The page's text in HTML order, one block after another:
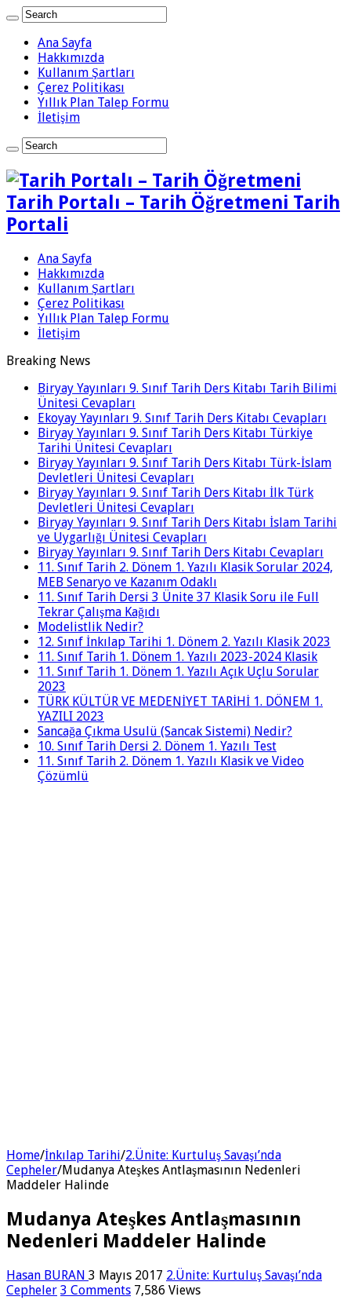
Ana Sayfa
Hakkımızda
Kullanım Şartları
Çerez Politikası
Yıllık Plan Talep Formu
İletişim
Tarih Portalı – Tarih Öğretmeni Tarih
Portali
Ana Sayfa
Hakkımızda
Kullanım Şartları
Çerez Politikası
Yıllık Plan Talep Formu
İletişim
Breaking News
Biryay Yayınları 9. Sınıf Tarih Ders Kitabı Tarih Bilimi
Ünitesi Cevapları
Ekoyay Yayınları 9. Sınıf Tarih Ders Kitabı Cevapları
Biryay Yayınları 9. Sınıf Tarih Ders Kitabı Türkiye
Tarihi Ünitesi Cevapları
Biryay Yayınları 9. Sınıf Tarih Ders Kitabı Türk-İslam
Devletleri Ünitesi Cevapları
Biryay Yayınları 9. Sınıf Tarih Ders Kitabı İlk Türk
Devletleri Ünitesi Cevapları
Biryay Yayınları 9. Sınıf Tarih Ders Kitabı İslam Tarihi
ve Uygarlığı Ünitesi Cevapları
Biryay Yayınları 9. Sınıf Tarih Ders Kitabı Cevapları
11. Sınıf Tarih 2. Dönem 1. Yazılı Klasik Sorular 2024,
MEB Senaryo ve Kazanım Odaklı
11. Sınıf Tarih Dersi 3 Ünite 37 Klasik Soru ile Full
Tekrar Çalışma Kağıdı
Modelistlik Nedir?
12. Sınıf İnkılap Tarihi 1. Dönem 2. Yazılı Klasik 2023
11. Sınıf Tarih 1. Dönem 1. Yazılı 2023-2024 Klasik
11. Sınıf Tarih 1. Dönem 1. Yazılı Açık Uçlu Sorular
2023
TÜRK KÜLTÜR VE MEDENİYET TARİHİ 1. DÖNEM 1.
YAZILI 2023
Sancağa Çıkma Usulü (Sancak Sistemi) Nedir?
10. Sınıf Tarih Dersi 2. Dönem 1. Yazılı Test
11. Sınıf Tarih 2. Dönem 1. Yazılı Klasik ve Video
Çözümlü
Home/İnkılap Tarihi/2.Ünite: Kurtuluş Savaşı’nda
Cepheler/Mudanya Ateşkes Antlaşmasının Nedenleri
Maddeler Halinde
Mudanya Ateşkes Antlaşmasının
Nedenleri Maddeler Halinde
Hasan BURAN 3 Mayıs 2017 2.Ünite: Kurtuluş Savaşı’nda
Cepheler 3 Comments 7,586 Views